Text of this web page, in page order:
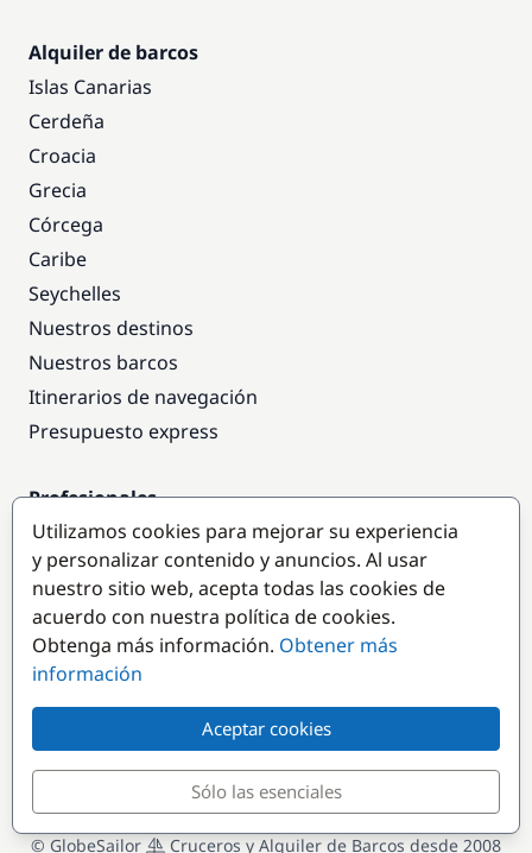
Alquiler de barcos
Islas Canarias
Cerdeña
Croacia
Grecia
Córcega
Caribe
Seychelles
Nuestros destinos
Nuestros barcos
Itinerarios de navegación
Presupuesto express
Profesionales
Acceso empresas
Colaborar como empresa
Destinos populares
© GlobeSailor Cruceros y Alquiler de Barcos desde 2008
Utilizamos cookies para mejorar su experiencia
y personalizar contenido y anuncios. Al usar
nuestro sitio web, acepta todas las cookies de
acuerdo con nuestra política de cookies.
Obtenga más información. Obtener más
información
Aceptar cookies
Sólo las esenciales